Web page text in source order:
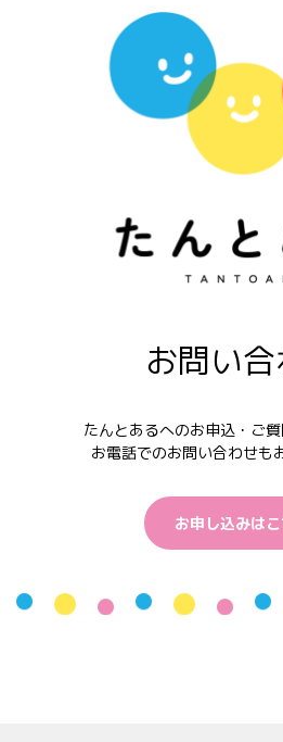
お問い
たんとあるへのお申込・ご質
お電話でのお問い合わせも
お申し込みは